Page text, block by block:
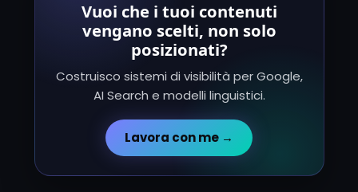
Vuoi che i tuoi contenuti
vengano scelti, non solo
posizionati?
Costruisco sistemi di visibilità per Google,
AI Search e modelli linguistici.
Lavora con me →